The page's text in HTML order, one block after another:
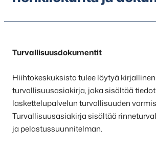
Hiihtokeskuksen
henkilökunta
ja
dokumentit
Turvallisuusdokumentit
Hiihtokeskuksista tulee löytyä kirjallinen
turvallisuusasiakirja, joka sisältää tiedot
laskettelupalvelun turvallisuuden
Turvallisuusasiakirja sisältää
ja pelastussuunnitelman.